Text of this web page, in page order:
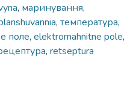
, маринування,
, температура,
поле, elektromahnitne pole,
, retseptura